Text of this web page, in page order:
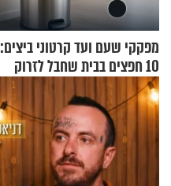
מפקקי שעם ועד קרטוני ביצים:
10 חפצים בבית שחבל לזרוק
לפח